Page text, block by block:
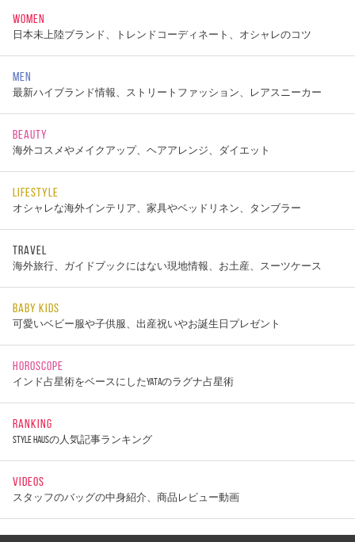
WOMEN
日本未上陸ブランド、トレンドコーディネート、オシャレのコツ
MEN
最新ハイブランド情報、ストリートファッション、レアスニーカー
BEAUTY
海外コスメやメイクアップ、ヘアアレンジ、ダイエット
LIFESTYLE
オシャレな海外インテリア、家具やベッドリネン、タンブラー
TRAVEL
海外旅行、ガイドブックにはない現地情報、お土産、スーツケース
BABY KIDS
可愛いベビー服や子供服、出産祝いやお誕生日プレゼント
HOROSCOPE
インド占星術をベースにしたYATAのラグナ占星術
RANKING
STYLE HAUSの人気記事ランキング
VIDEOS
スタッフのバッグの中身紹介、商品レビュー動画